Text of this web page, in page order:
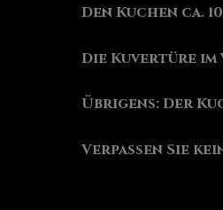
Den Kuchen ca.
Die Kuvertüre
Übrigens: Der
Verpassen Sie